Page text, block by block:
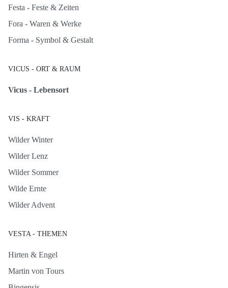
Festa - Feste & Zeiten
Fora - Waren & Werke
Forma - Symbol & Gestalt
VICUS - ORT & RAUM
Vicus - Lebensort
VIS - KRAFT
Wilder Winter
Wilder Lenz
Wilder Sommer
Wilde Ernte
Wilder Advent
VESTA - THEMEN
Hirten & Engel
Martin von Tours